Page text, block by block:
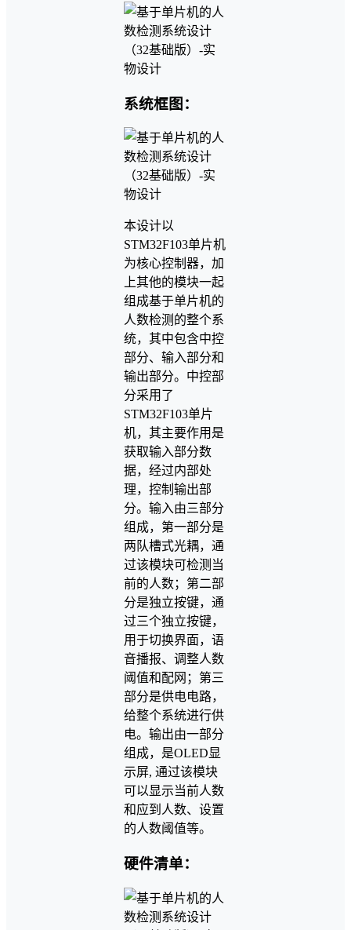
系统框图：
本设计以
STM32F103单片机
为核心控制器，加
上其他的模块一起
组成基于单片机的
人数检测的整个系
统，其中包含中控
部分、输入部分和
输出部分。中控部
分采用了
STM32F103单片
机，其主要作用是
获取输入部分数
据，经过内部处
理，控制输出部
分。输入由三部分
组成，第一部分是
两队槽式光耦，通
过该模块可检测当
前的人数；第二部
分是独立按键，通
过三个独立按键，
用于切换界面，语
音播报、调整人数
阈值和配网；第三
部分是供电电路，
给整个系统进行供
电。输出由一部分
组成，是OLED显
示屏, 通过该模块
可以显示当前人数
和应到人数、设置
的人数阈值等。
硬件清单：